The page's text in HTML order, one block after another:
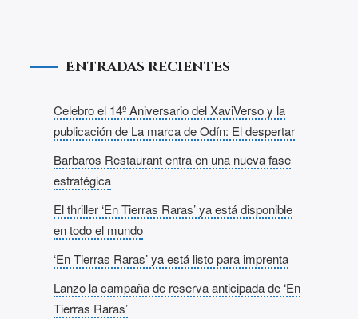
Entradas recientes
Celebro el 14º Aniversario del XaviVerso y la
publicación de La marca de Odín: El despertar
Barbaros Restaurant entra en una nueva fase
estratégica
El thriller ‘En Tierras Raras’ ya está disponible
en todo el mundo
‘En Tierras Raras’ ya está listo para imprenta
Lanzo la campaña de reserva anticipada de ‘En
Tierras Raras’